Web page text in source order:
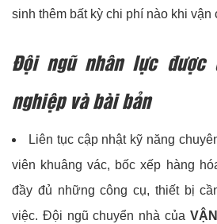
sinh thêm bất kỳ chi phí nào khi vận
Đội ngũ nhân lực được
nghiệp và bài bản
Liên tục cập nhật kỹ năng
viên khuâng vác, bốc xếp hàng
đầy đủ những công cụ, thiết bị
việc. Đội ngũ chuyển nhà của